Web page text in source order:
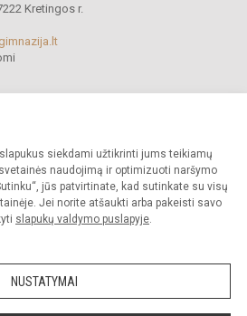
siekdami užtikrinti jums teikiamų
naudojimą ir optimizuoti naršymo
jūs patvirtinate, kad sutinkate su visų
Jei norite atšaukti arba pakeisti savo
slapukų valdymo puslapyje.
NUSTATYMAI
Kretingos r.
gimnazija. Visos teisės saugomos.
gimnazijos sutikimo griežtai draudžiama.
Slapukų valdymas